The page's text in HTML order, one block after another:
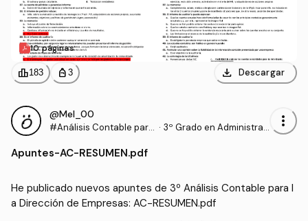
10 páginas
leaderboard183 personal_bag 3 download Descargar
@Mel_00
#Análisis Contable para
s
· 3º Grado en Administrac
more_vert
Apuntes-AC-RESUMEN.pdf
He publicado nuevos apuntes de 3º Análisis Contable para l
a Dirección de Empresas: AC-RESUMEN.pdf